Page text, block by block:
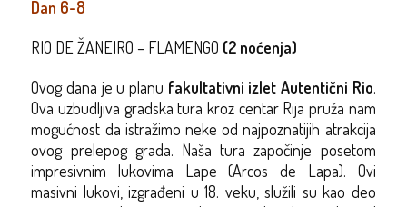
Dan 6-8
RIO DE ŽANEIRO – FLAMENGO (2 noćenja)
Ovog dana je u planu fakultativni izlet Autentični Rio.
Ova uzbudljiva gradska tura kroz centar Rija pruža nam
mogućnost da istražimo neke od najpoznatijih atrakcija
ovog prelepog grada. Naša tura započinje posetom
impresivnim lukovima Lape (Arcos de Lapa). Ovi
masivni lukovi, izgrađeni u 18. veku, služili su kao deo